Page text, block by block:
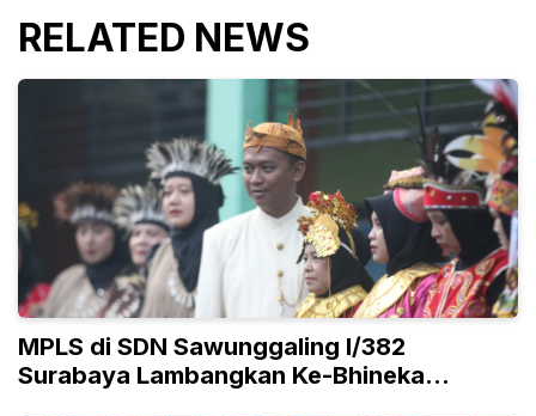
RELATED NEWS
MPLS di SDN Sawunggaling I/382
Surabaya Lambangkan Ke-Bhineka